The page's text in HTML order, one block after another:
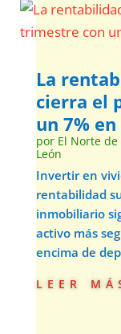
La
cierra el
un 7%
por El Norte de
León
Invertir en
rentabilidad
inmobiliario
activo más
encima de
leer